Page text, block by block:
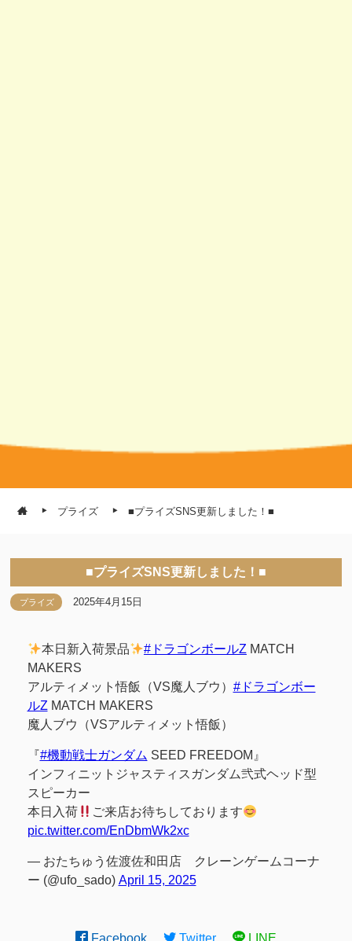
プライズ ■プライズSNS更新しました！■
■プライズSNS更新しました！■
プライズ 2025年4月15日
本日新入荷景品 #ドラゴンボールZ MATCH
MAKERS
アルティメット悟飯（VS魔人ブウ） #ドラゴンボー
ルZ MATCH MAKERS
魔人ブウ（VSアルティメット悟飯）
『#機動戦士ガンダム SEED FREEDOM』
インフィニットジャスティスガンダム弐式ヘッド型
スピーカー
本日入荷
ご来店お待ちしております
pic.twitter.com/EnDbmWk2xc
— おたちゅう佐渡佐和田店 クレーンゲームコーナ
ー (@ufo_sado) April 15, 2025